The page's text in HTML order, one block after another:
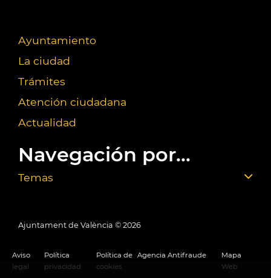
Ayuntamiento
La ciudad
Trámites
Atención ciudadana
Actualidad
Navegación por...
Temas
Ajuntament de València © 2026
Aviso
legal
Política
privacidad
Política de
cookies
Agencia Antifraude
Mapa
Web